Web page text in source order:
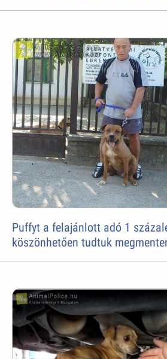
Puffyt a felajánlott adó 1
köszönhetően tudtuk